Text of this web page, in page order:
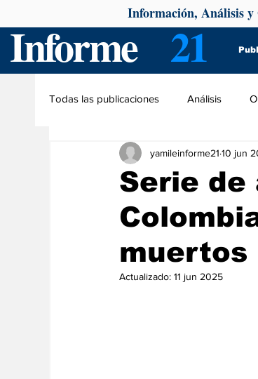
Informe 21
Información, Análisis y
Todas las publicaciones Análisis
Serie de
muertos
yamileinforme21 10 jun
Actualizado: 11 jun 2025